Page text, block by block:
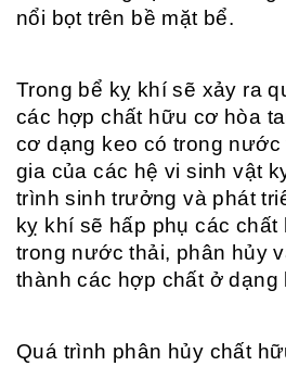
nổi bọt trên bề mặt bể.
Trong bể kỵ khí sẽ xảy ra
các hợp chất hữu cơ hòa
cơ dạng keo có trong
gia của các hệ vi sinh vật
trình sinh trưởng và phát
kỵ khí sẽ hấp phụ các
trong nước thải, phân hủy
thành các hợp chất ở dạng
Quá trình phân hủy chất